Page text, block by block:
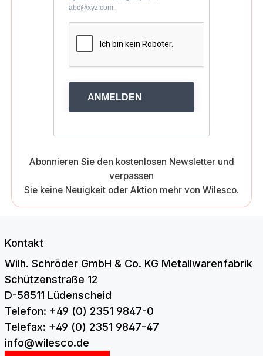
abc@xyz.com.
ANMELDEN
Abonnieren Sie den kostenlosen Newsletter und
verpassen
Sie keine Neuigkeit oder Aktion mehr von Wilesco.
Kontakt
Wilh. Schröder GmbH & Co. KG Metallwarenfabrik
Schützenstraße 12
D-58511 Lüdenscheid
Telefon: +49 (0) 2351 9847-0
Telefax: +49 (0) 2351 9847-47
info@wilesco.de